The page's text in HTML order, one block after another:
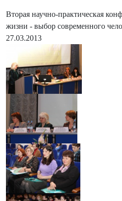
Вторая научно-практическая
жизни - выбор современного
27.03.2013